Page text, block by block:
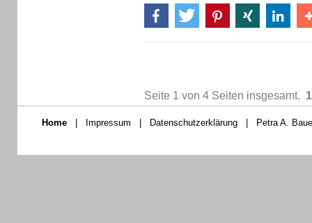
Seite 1 von 4 Seiten insgesamt. 1
Home | Impressum | Datenschutzerklärung | Petra A.